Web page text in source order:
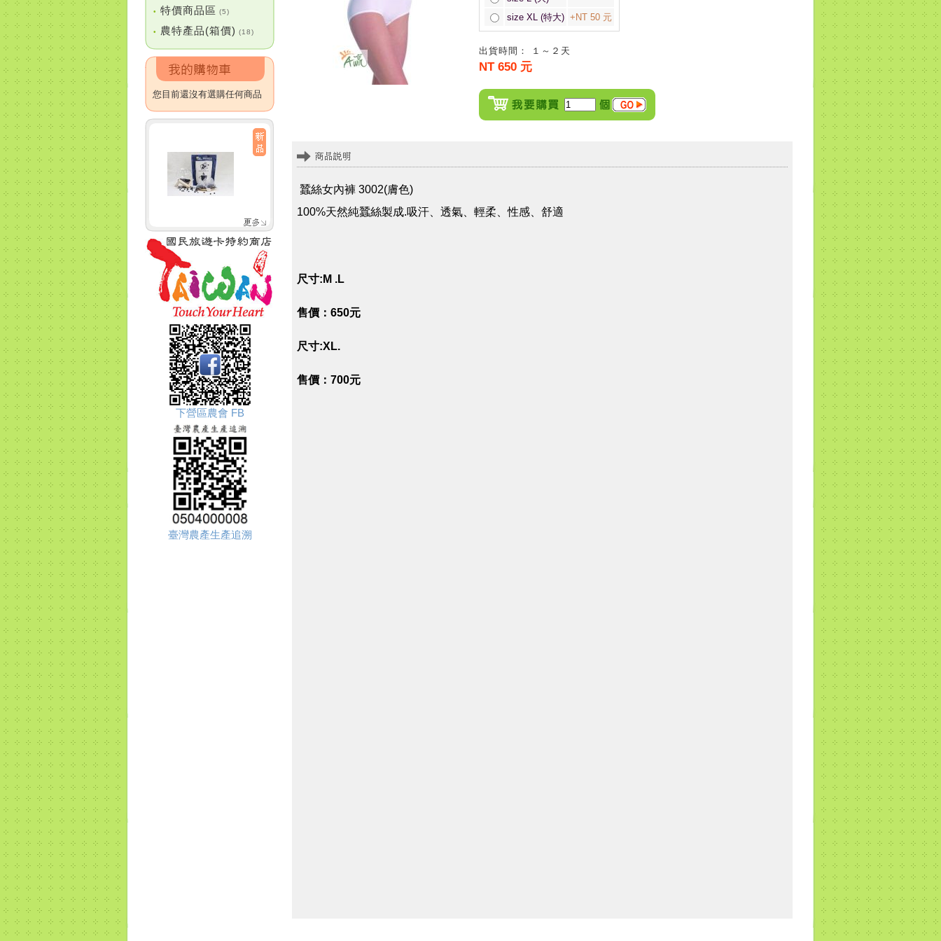
• 特價商品區 (5)
• 農特產品(箱價) (18)
您目前還沒有選購任何商品
下營區農會 FB
臺灣農產生產追溯
size XL (特大) +NT 50 元
出貨時間： １～２天
NT 650 元
蠶絲女內褲 3002(膚色)
100%天然純蠶絲製成.吸汗、透氣、輕柔、性感、舒適
尺寸:M .L
售價：650元
尺寸:XL.
售價：700元